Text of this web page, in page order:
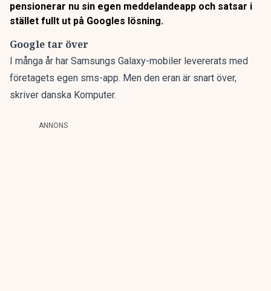
pensionerar nu sin egen meddelandeapp och satsar i
stället fullt ut på Googles lösning.
Google tar över
I många år har Samsungs Galaxy-mobiler levererats med
företagets egen sms-app. Men den eran är snart över,
skriver danska Komputer.
ANNONS